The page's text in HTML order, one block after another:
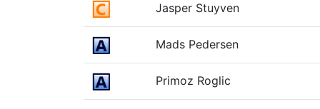
Jasper Stuyven
Mads Pedersen
Primoz Roglic